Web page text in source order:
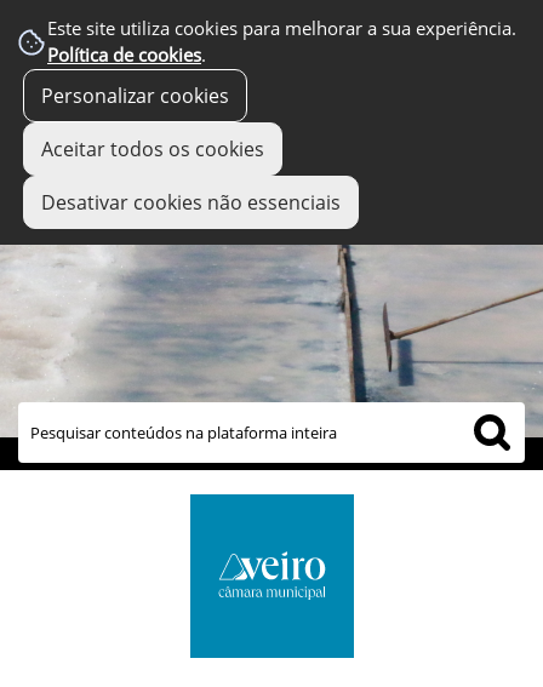
Este site utiliza cookies para melhorar a sua experiência.
Política de cookies.
Personalizar cookies
Aceitar todos os cookies
Desativar cookies não essenciais
links úteis